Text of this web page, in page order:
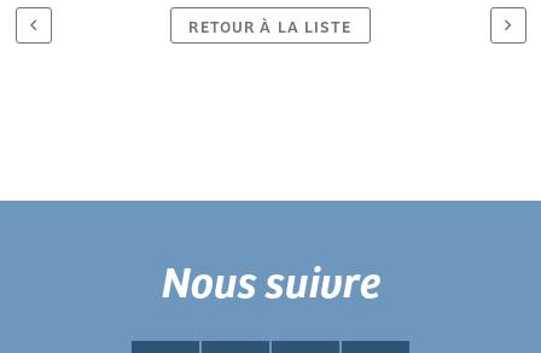
RETOUR À LA LISTE
Nous suivre